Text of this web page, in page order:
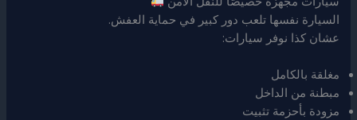
السيارة نفسها تلعب دور كبير في حماية العفش.
عشان كذا نوفر سيارات:
مغلقة بالكامل
مبطنة من الداخل
مزودة بأحزمة تثبيت